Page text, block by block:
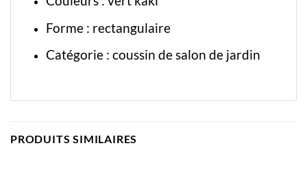
Forme : rectangulaire
Catégorie : coussin de salon de jardin
PRODUITS SIMILAIRES